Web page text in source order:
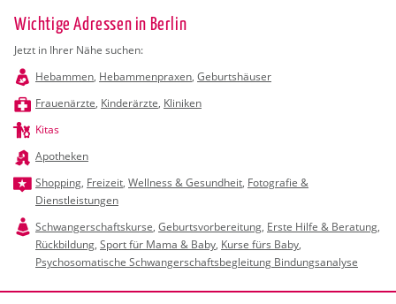
Wichtige Adressen in Berlin
Jetzt in Ihrer Nähe suchen:
Hebammen, Hebammenpraxen, Geburtshäuser
Frauenärzte, Kinderärzte, Kliniken
Kitas
Apotheken
Shopping, Freizeit, Wellness & Gesundheit, Fotografie &
Dienstleistungen
Schwangerschaftskurse, Geburtsvorbereitung, Erste Hilfe & Beratung,
Rückbildung, Sport für Mama & Baby, Kurse fürs Baby,
Psychosomatische Schwangerschaftsbegleitung Bindungsanalyse